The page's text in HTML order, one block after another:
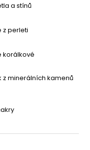
a stínů
z perleti
korálkové
z minerálních kamenů